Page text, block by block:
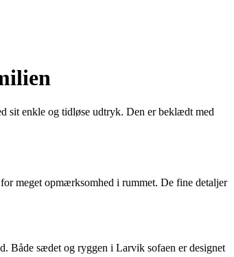
sit enkle og tidløse udtryk. Den er beklædt med
meget opmærksomhed i rummet. De fine detaljer
Både sædet og ryggen i Larvik sofaen er designet